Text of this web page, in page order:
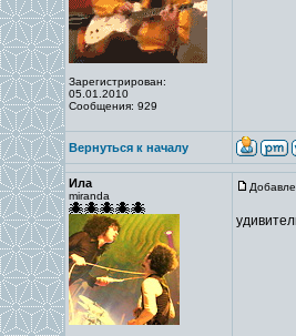
Зарегистрирован:
05.01.2010
Сообщения: 929
Вернуться к началу
Ила
miranda